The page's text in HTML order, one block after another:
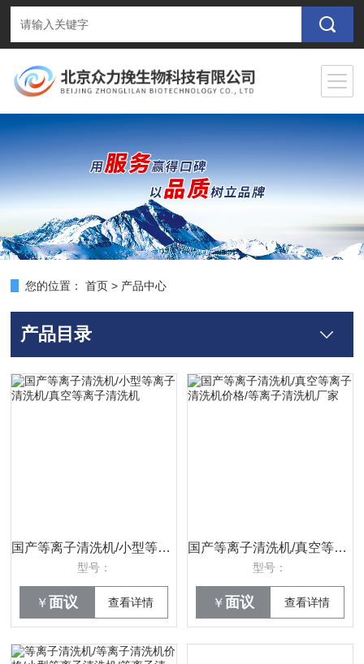
您的位置： 首页 > 产品中心
产品目录
国产等离子清洗机/小型等离子清洗机/真空等离子清洗机
型号：
￥ 面议 查看详情
国产等离子清洗机/真空等离子清洗机价格/等离子清洗机厂家
型号：
￥ 面议 查看详情